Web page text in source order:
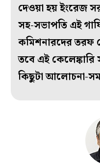
দেওয়া হয় ইংরেজ
সহ-সভাপতি এই
কমিশনারদের তরফ
তবে এই
কিছুটা আলোচনা-